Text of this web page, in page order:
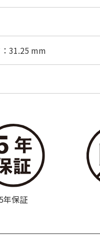
31.25 mm
5年保証